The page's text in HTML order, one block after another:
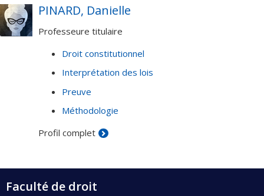
PINARD, Danielle
Professeure titulaire
Droit constitutionnel
Interprétation des lois
Preuve
Méthodologie
Profil complet
Faculté de droit